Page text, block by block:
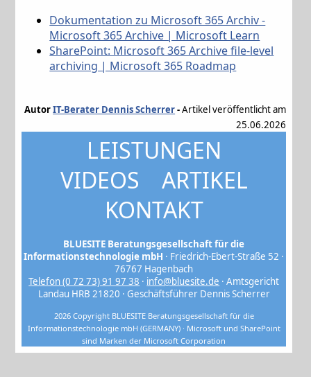
Dokumentation zu Microsoft 365 Archiv -
Microsoft 365 Archive | Microsoft Learn
SharePoint: Microsoft 365 Archive file-level
archiving | Microsoft 365 Roadmap
AutorIT-Berater Dennis Scherrer-Artikel veröffentlicht am
25.06.2026
LEISTUNGEN
VIDEOS
ARTIKEL
KONTAKT
BLUESITE Beratungsgesellschaft für die
Informationstechnologie mbH · Friedrich-Ebert-Straße 52 ·
76767 Hagenbach
Telefon (0 72 73) 91 97 38 · info@bluesite.de · Amtsgericht
Landau HRB 21820 · Geschäftsführer Dennis Scherrer
2026 Copyright BLUESITE Beratungsgesellschaft für die
Informationstechnologie mbH (GERMANY) · Microsoft und SharePoint
sind Marken der Microsoft Corporation